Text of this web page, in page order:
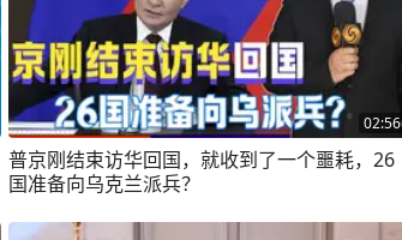
02:56
普京刚结束访华回国，就收到了一个噩耗，26
国准备向乌克兰派兵？